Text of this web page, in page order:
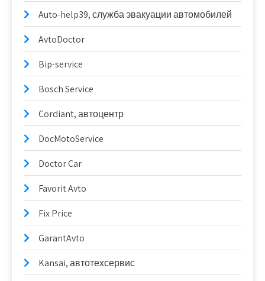
Auto-help39, служба эвакуации автомобилей
AvtoDoctor
Bip-service
Bosch Service
Cordiant, автоцентр
DocMotoService
Doctor Car
Favorit Avto
Fix Price
GarantAvto
Kansai, автотехсервис